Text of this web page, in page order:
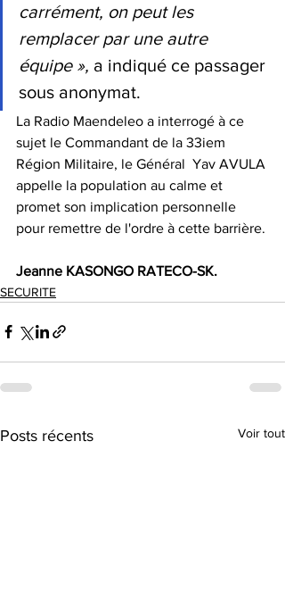
carrément, on peut les
remplacer par une autre
équipe », a indiqué ce passager
sous anonymat.
La Radio Maendeleo a interrogé à ce
sujet le Commandant de la 33iem
Région Militaire, le Général  Yav AVULA
appelle la population au calme et
promet son implication personnelle
pour remettre de l'ordre à cette barrière.
Jeanne KASONGO RATECO-SK.
SECURITE
Posts récents Voir tout